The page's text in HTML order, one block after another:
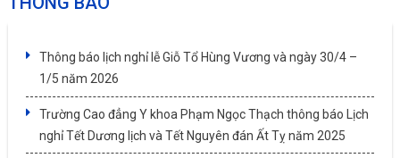
Thông báo lịch nghỉ lễ Giỗ Tổ Hùng Vương và ngày 30/4 –
1/5 năm 2026
Trường Cao đẳng Y khoa Phạm Ngọc Thạch thông báo Lịch
nghỉ Tết Dương lịch và Tết Nguyên đán Ất Tỵ năm 2025